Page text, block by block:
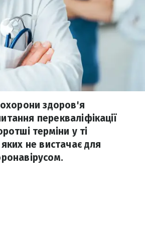
охорони здоров'я
перекваліфікації
терміни у ті
яких не вистачає для